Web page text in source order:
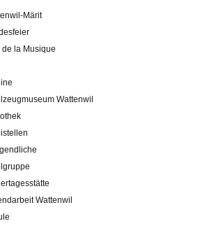
Märit
de la Musique
Wattenwil
Wattenwil